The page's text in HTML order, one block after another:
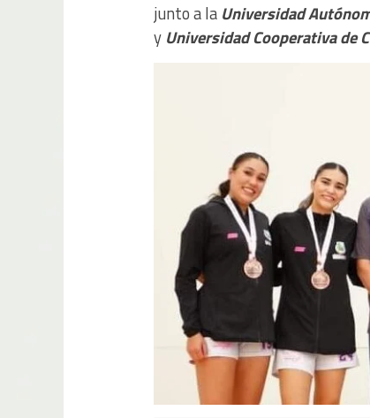
junto a la Universidad
y Universidad Cooperativa de